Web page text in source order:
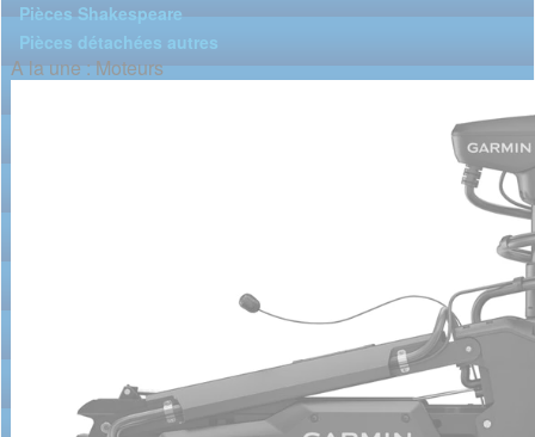
Pièces Shakespeare
Pièces détachées autres
A la une : Moteurs